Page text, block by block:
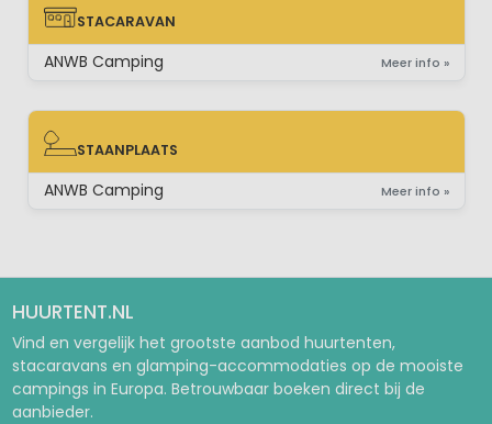
STACARAVAN
STACARAVAN
ANWB Camping Meer info »
STAANPLAATS
STAANPLAATS
ANWB Camping Meer info »
HUURTENT.NL
Vind en vergelijk het grootste aanbod huurtenten,
stacaravans en glamping-accommodaties op de mooiste
campings in Europa. Betrouwbaar boeken direct bij de
aanbieder.